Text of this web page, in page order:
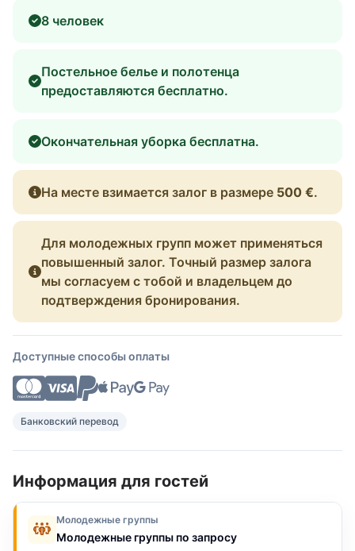
8 человек
Постельное белье и полотенца
предоставляются бесплатно.
Окончательная уборка бесплатна.
На месте взимается залог в размере 500 €.
Для молодежных групп может применяться
повышенный залог. Точный размер залога
мы согласуем с тобой и владельцем до
подтверждения бронирования.
Доступные способы оплаты
Банковский перевод
Информация для гостей
Молодежные группы
Молодежные группы по запросу